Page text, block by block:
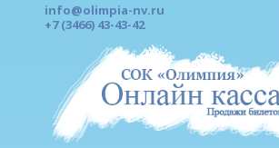
info@olimpia-nv.ru
+7 (3466) 43-43-42